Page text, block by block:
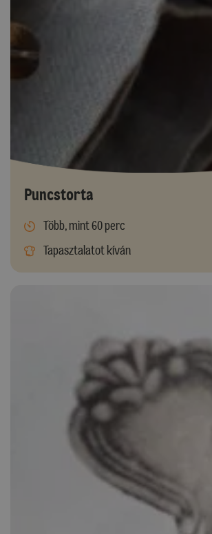
Puncstorta
Több, mint 60 perc
Tapasztalatot kíván